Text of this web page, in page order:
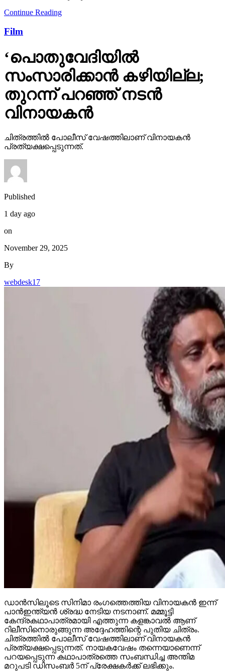
Continue Reading
Film
‘പൊതുവേദിയില്‍
സംസാരിക്കാന്‍ കഴിയില്ല;
തുറന്ന് പറഞ്ഞ് നടന്‍
വിനായകന്‍
ചിത്രത്തില്‍ പോലീസ് വേഷത്തിലാണ് വിനായകന്‍
പ്രത്യക്ഷപ്പെടുന്നത്.
Published
1 day ago
on
November 29, 2025
By
webdesk17
ഡാന്‍സിലൂടെ സിനിമാ രംഗത്തെത്തിയ വിനായകന്‍ ഇന്ന്
പാന്‍ഇന്ത്യന്‍ ശ്രദ്ധ നേടിയ നടനാണ്. മമ്മൂട്ടി
കേന്ദ്രകഥാപാത്രമായി എത്തുന്ന കളങ്കാവല്‍ ആണ്
റിലീസിനൊരുങ്ങുന്ന അദ്ദേഹത്തിന്റെ പുതിയ ചിത്രം.
ചിത്രത്തില്‍ പോലീസ് വേഷത്തിലാണ് വിനായകന്‍
പ്രത്യക്ഷപ്പെടുന്നത്. നായകവേഷം തന്നെയാണെന്ന്
പറയപ്പെടുന്ന കഥാപാത്രത്തെ സംബന്ധിച്ച അന്തിമ
മറുപടി ഡിസംബര്‍ 5ന് പ്രേക്ഷകര്‍ക്ക് ലഭിക്കും.